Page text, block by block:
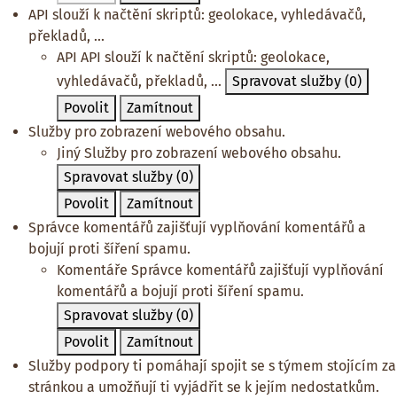
API slouží k načtění skriptů: geolokace, vyhledávačů,
překladů, ...
API API slouží k načtění skriptů: geolokace,
vyhledávačů, překladů, ...
Spravovat služby (0)
Povolit
Zamítnout
Služby pro zobrazení webového obsahu.
Jiný Služby pro zobrazení webového obsahu.
Spravovat služby (0)
Povolit
Zamítnout
Správce komentářů zajišťují vyplňování komentářů a
bojují proti šíření spamu.
Komentáře Správce komentářů zajišťují vyplňování
komentářů a bojují proti šíření spamu.
Spravovat služby (0)
Povolit
Zamítnout
Služby podpory ti pomáhají spojit se s týmem stojícím za
stránkou a umožňují ti vyjádřit se k jejím nedostatkům.